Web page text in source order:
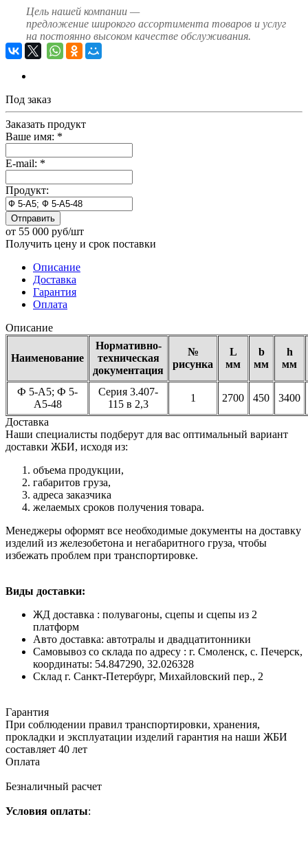
Цель нашей компании —
предложение широкого ассортимента товаров и услуг
на постоянно высоком качестве обслуживания.
Под заказ
Заказать продукт
Ваше имя: *
E-mail: *
Продукт:
Отправить
от 55 000 руб/шт
Получить цену и срок поставки
Описание
Доставка
Гарантия
Оплата
Описание
Наименование
Нормативно-
техническая
документация
№
рисунка
L
мм
b
мм
h
мм
Ф 5-А5; Ф 5-
А5-48
Серия 3.407-
115 в 2,3
1 2700 450 3400
Доставка
Наши специалисты подберут для вас оптимальный вариант
доставки ЖБИ, исходя из:
объема продукции,
габаритов груза,
адреса заказчика
желаемых сроков получения товара.
Менеджеры оформят все необходимые документы на доставку
изделий из железобетона и негабаритного груза, чтобы
избежать проблем при транспортировке.
Виды доставки:
ЖД доставка : полувагоны, сцепы и сцепы из 2
платформ
Авто доставка: автотралы и двадцатитонники
Самовывоз со склада по адресу : г. Смоленск, с. Печерск,
координаты: 54.847290, 32.026328
Cклад г. Санкт-Петербург, Михайловский пер., 2
Гарантия
При соблюдении правил транспортировки, хранения,
прокладки и эксплуатации изделий гарантия на наши ЖБИ
составляет 40 лет
Оплата
Безналичный расчет
Условия оплаты: